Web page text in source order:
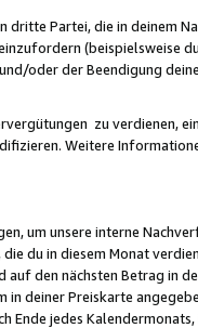
Partei, die in deinem
(beispielsweise
oder der Beendigung
zu verdienen,
Weitere
um unsere interne
du in diesem Monat
den nächsten Betrag in
deiner Preiskarte
Ende jedes